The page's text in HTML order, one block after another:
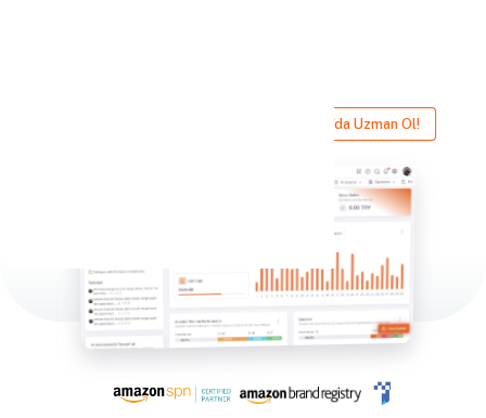
Amazon'da Uzman Ol!